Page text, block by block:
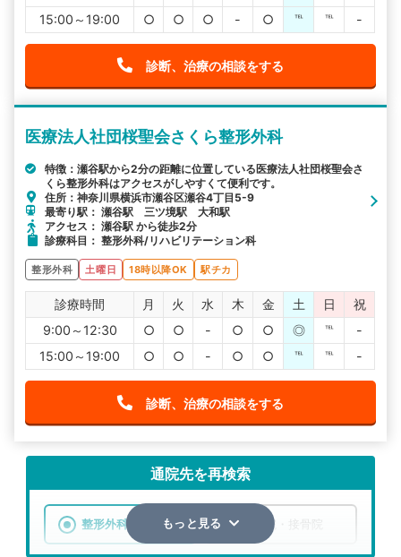
15:00～19:00
○ ○ ○ - ○ ℡ ℡ -
診断、治療の相談をする
医療法人社団桜聖会さくら整形外科
特徴：瀬谷駅から2分の距離に位置している医療法人社団桜聖会さ
くら整形外科はアクセスがしやすくて便利です。
住所：神奈川県横浜市瀬谷区瀬谷4丁目5-9
最寄り駅： 瀬谷駅 三ツ境駅 大和駅
アクセス： 瀬谷駅 から徒歩2分
診療科目： 整形外科/リハビリテーション科
整形外科 土曜日 18時以降OK 駅チカ
診療時間 月 火 水 木 金 土 日
祝
9:00～12:30
○ ○ - ○ ○ ◎ ℡
-
15:00～19:00
○ ○ - ○ ○ ℡ ℡ -
診断、治療の相談をする
通院先を再検索
整形外科 整骨院・接骨院
もっと見る